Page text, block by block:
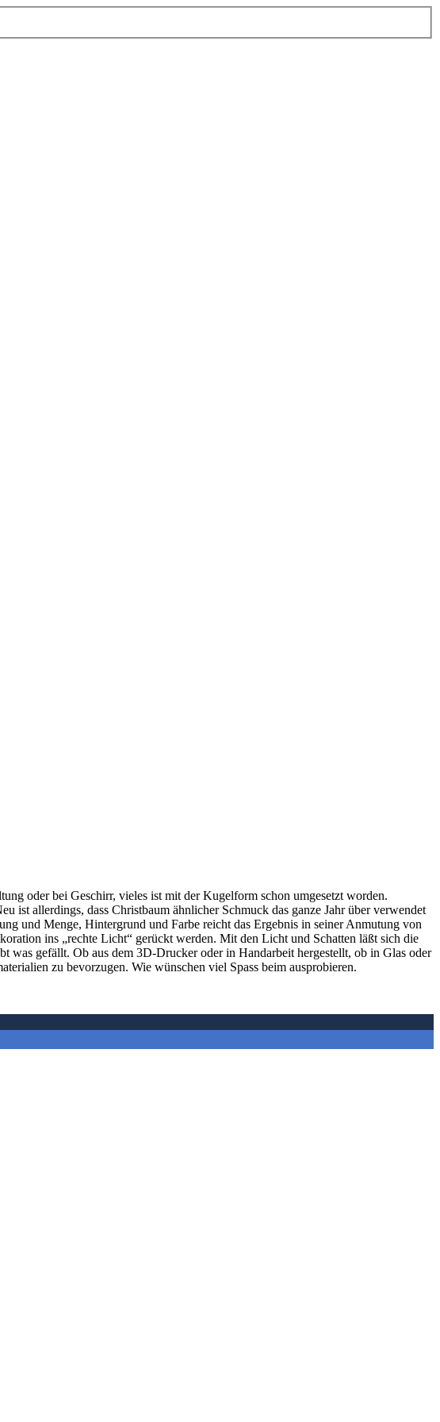
oder bei Geschirr, vieles ist mit der Kugelform schon umgesetzt worden.
ist allerdings, dass Christbaum ähnlicher Schmuck das ganze Jahr über verwendet
und Menge, Hintergrund und Farbe reicht das Ergebnis in seiner Anmutung von
ins „rechte Licht“ gerückt werden. Mit den Licht und Schatten läßt sich die
was gefällt. Ob aus dem 3D-Drucker oder in Handarbeit hergestellt, ob in Glas oder
zu bevorzugen. Wie wünschen viel Spass beim ausprobieren.